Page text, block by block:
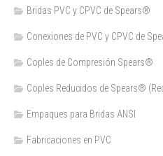
Bridas PVC y CPVC de Spears®
Conexiones de PVC y CPVC de
Coples de Compresión Spears®
Coples Reducidos de Spears®
Empaques para Bridas ANSI
Fabricaciones en PVC